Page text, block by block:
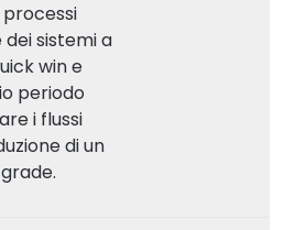
sistemi a
win e
periodo
i flussi
di un